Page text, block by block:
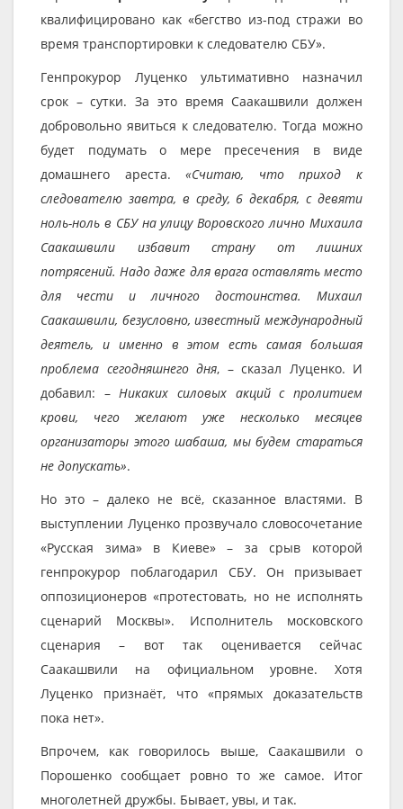
квалифицировано как «бегство из-под стражи во
время транспортировки к следователю СБУ».
Генпрокурор Луценко ультимативно назначил
срок – сутки. За это время Саакашвили должен
добровольно явиться к следователю. Тогда можно
будет подумать о мере пресечения в виде
домашнего ареста.«Считаю, что приход к
следователю завтра, в среду, 6 декабря, с девяти
ноль-ноль в СБУ на улицу Воровского лично Михаила
Саакашвили избавит страну от лишних
потрясений. Надо даже для врага оставлять место
для чести и личного достоинства. Михаил
Саакашвили, безусловно, известный международный
деятель, и именно в этом есть самая большая
проблема сегодняшнего дня, – сказал Луценко. И
добавил: – Никаких силовых акций с пролитием
крови, чего желают уже несколько месяцев
организаторы этого шабаша, мы будем стараться
не допускать».
Но это – далеко не всё, сказанное властями. В
выступлении Луценко прозвучало словосочетание
«Русская зима» в Киеве» – за срыв которой
генпрокурор поблагодарил СБУ. Он призывает
оппозиционеров «протестовать, но не исполнять
сценарий Москвы». Исполнитель московского
сценария – вот так оценивается сейчас
Саакашвили на официальном уровне. Хотя
Луценко признаёт, что «прямых доказательств
пока нет».
Впрочем, как говорилось выше, Саакашвили о
Порошенко сообщает ровно то же самое. Итог
многолетней дружбы. Бывает, увы, и так.